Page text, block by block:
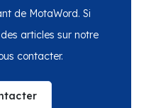
de MotaWord. Si
articles sur notre
contacter.